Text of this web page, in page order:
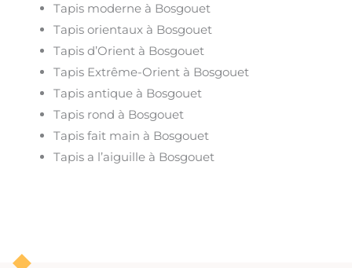
Tapis moderne à Bosgouet
Tapis orientaux à Bosgouet
Tapis d’Orient à Bosgouet
Tapis Extrême-Orient à Bosgouet
Tapis antique à Bosgouet
Tapis rond à Bosgouet
Tapis fait main à Bosgouet
Tapis a l’aiguille à Bosgouet